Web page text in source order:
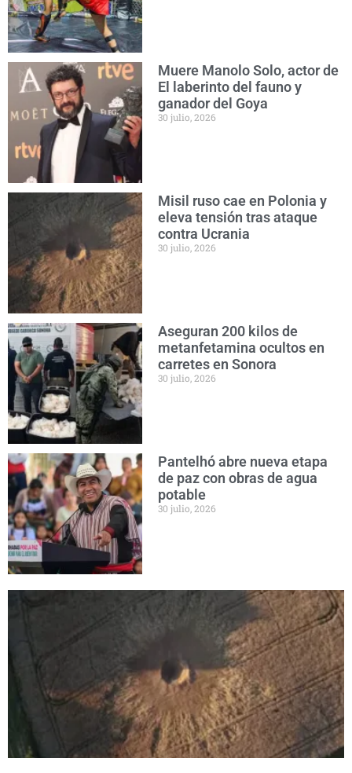
Muere Manolo Solo, actor de
El laberinto del fauno y
ganador del Goya
30 julio, 2026
Misil ruso cae en Polonia y
eleva tensión tras ataque
contra Ucrania
30 julio, 2026
Aseguran 200 kilos de
metanfetamina ocultos en
carretes en Sonora
30 julio, 2026
Pantelhó abre nueva etapa
de paz con obras de agua
potable
30 julio, 2026